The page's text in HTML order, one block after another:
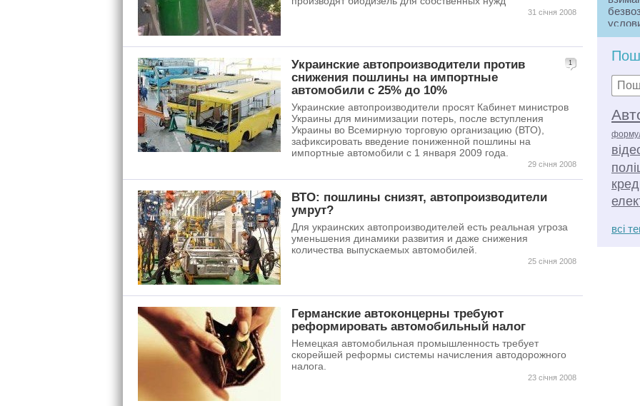
31 січня 2008
1
Украинские автопроизводители против
снижения пошлины на импортные
автомобили с 25% до 10%
Украинские автопроизводители просят Кабинет министров
Украины для минимизации потерь, после вступления
Украины во Всемирную торговую организацию (ВТО),
зафиксировать введение пониженной пошлины на
импортные автомобили с 1 января 2009 года.
29 січня 2008
ВТО: пошлины снизят, автопроизводители
умрут?
Для украинских автопроизводителей есть реальная угроза
уменьшения динамики развития и даже снижения
количества выпускаемых автомобилей.
25 січня 2008
Германские автоконцерны требуют
реформировать автомобильный налог
Немецкая автомобильная промышленность требует
скорейшей реформы системы начисления автодорожного
налога.
23 січня 2008
Сбор
всі